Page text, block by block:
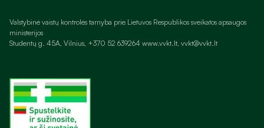
Valstybinė vaistų kontrolės tarnyba prie Lietuvos Respublikos sveikatos apsaugos
ministerijos
Studentų g. 45A, Vilnius, +370 52 639264 www.vvkt.lt, vvkt@vvkt.lt